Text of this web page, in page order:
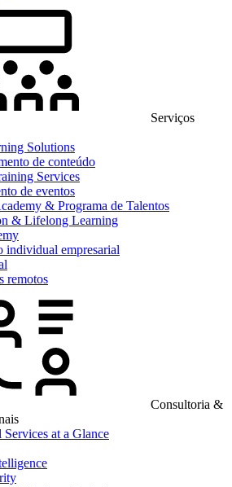
Serviços
Solutions
de conteúdo
Services
de eventos
& Programa de Talentos
& Lifelong Learning
individual empresarial
remotos
Consultoria &
Services at a Glance